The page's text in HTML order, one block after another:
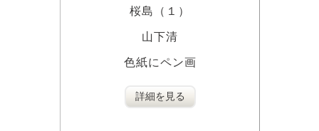
桜島（１）
山下清
色紙にペン画
詳細を見る